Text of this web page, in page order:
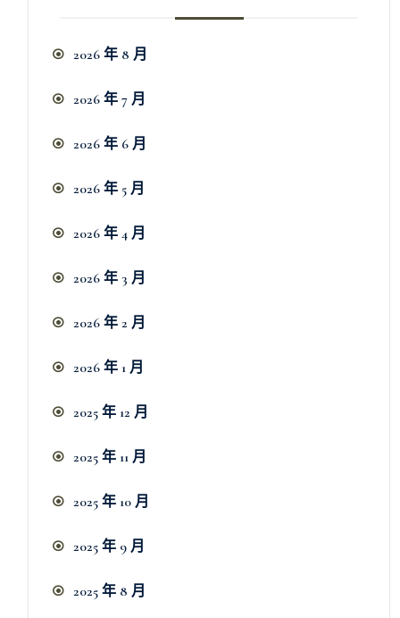
2026 年 8 月
2026 年 7 月
2026 年 6 月
2026 年 5 月
2026 年 4 月
2026 年 3 月
2026 年 2 月
2026 年 1 月
2025 年 12 月
2025 年 11 月
2025 年 10 月
2025 年 9 月
2025 年 8 月